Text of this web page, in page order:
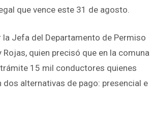
que vence este 31 de agosto.
Jefa del Departamento de Permiso
Rojas, quien precisó que en la comuna
15 mil conductores quienes
alternativas de pago: presencial e